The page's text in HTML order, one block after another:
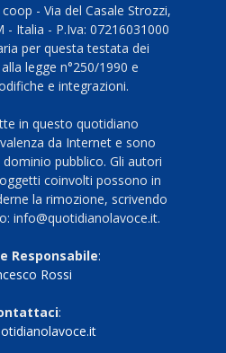
- Via del Casale Strozzi,
- Italia - P.Iva: 07216031000
per questa testata dei
legge n°250/1990 e
e integrazioni.
in questo quotidiano
da Internet e sono
pubblico. Gli autori
coinvolti possono in
la rimozione, scrivendo
info@quotidianolavoce.it.
Responsabile:
Rossi
: